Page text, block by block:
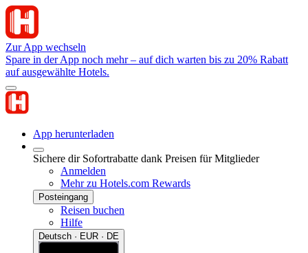
Zur App wechseln
Spare in der App noch mehr – auf dich warten bis zu 20% Rabatt
auf ausgewählte Hotels.
App herunterladen
Sichere dir Sofortrabatte dank Preisen für Mitglieder
Anmelden
Mehr zu Hotels.com Rewards
Posteingang
Reisen buchen
Hilfe
Deutsch · EUR · DE